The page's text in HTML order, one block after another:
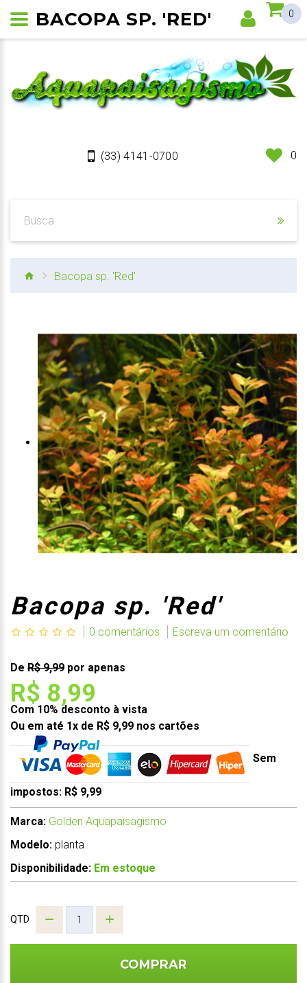
(33) 4141-0700 0
0
Bacopa sp. 'Red'
Bacopa sp. 'Red'
0 comentários Escreva um comentário
De R$ 9,99 por apenas
R$ 8,99
Com 10% desconto à vista
Ou em até 1x de R$ 9,99 nos cartões
Sem
impostos: R$ 9,99
Marca: Golden Aquapaisagismo
Modelo: planta
Disponibilidade: Em estoque
QTD
COMPRAR
BACOPA SP. 'RED'